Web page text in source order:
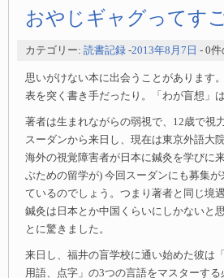
おやじギャグってす
カテゴリー: 読書記録 -2013年8月7日 - 0件
思いがけない本に出会うことがあります
表を突く書き手だったり。「わが盲想」
著者は生まれながらの弱視で、12歳で視
スーダンから来日し、現在は東京外語大
海外の視覚障害者が日本に鍼灸を学びに
ぶための留学が) 今回スーダンにも募集
ているのでしょう。つまり著者と同じ境
鍼灸は日本とか中国くらいにしかないと
とに驚きました。
来日し、福井の盲学校に通い始めた彼は
用語、点字」の3つの言語をマスターする